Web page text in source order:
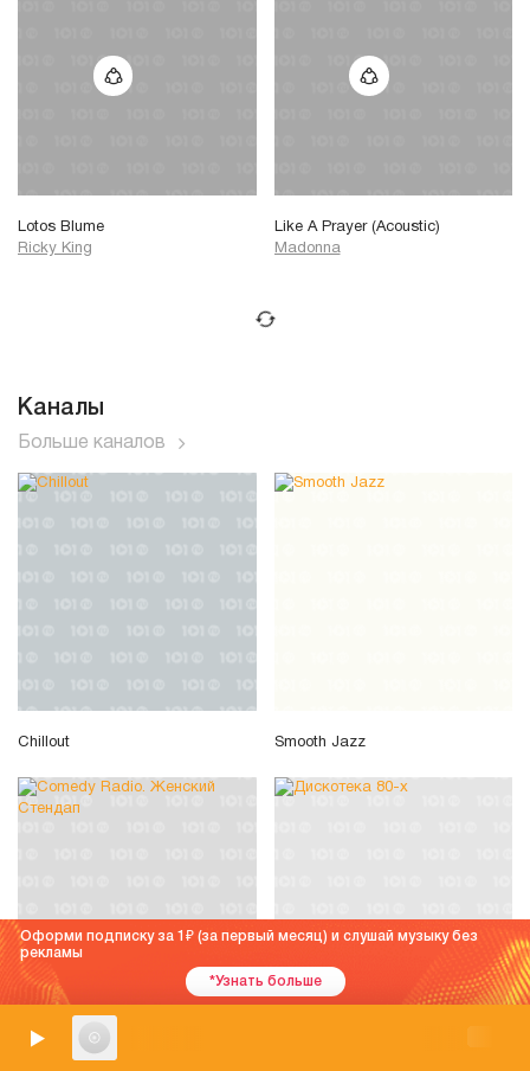
Lotos Blume
Ricky King
Like A Prayer (Acoustic)
Madonna
Каналы
Больше каналов
Chillout Smooth Jazz
Comedy Radio. Женский
Оформи подписку за 1
(за первый месяц) и слушай музыку без
рекламы
*Узнать больше